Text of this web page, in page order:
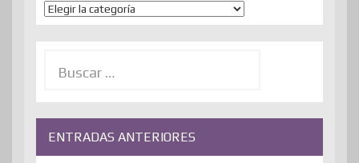
Temas
ENTRADAS ANTERIORES